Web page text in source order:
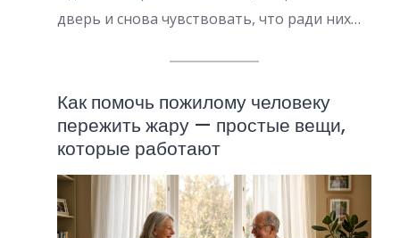
дверь и снова чувствовать, что ради них…
Как помочь пожилому человеку
пережить жару — простые вещи,
которые работают